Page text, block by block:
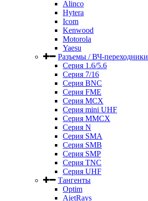
Alinco
Hytera
Icom
Kenwood
Motorola
Yaesu
Разъемы / ВЧ-переходники
Серия 1.6/5.6
Серия 7/16
Серия BNC
Серия FME
Серия MCX
Серия mini UHF
Серия MMCX
Серия N
Серия SMA
Серия SMB
Серия SMP
Серия TNC
Серия UHF
Тангенты
Optim
AjetRays